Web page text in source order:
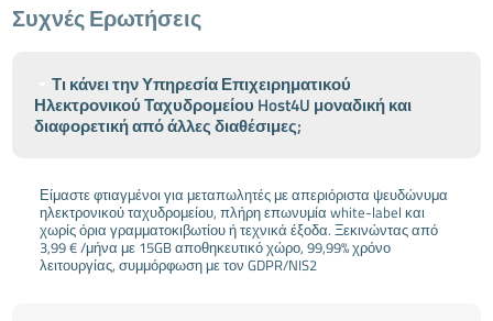
Συχνές Ερωτήσεις
Τι κάνει την Υπηρεσία Επιχειρηματικού
Ηλεκτρονικού Ταχυδρομείου Host4U μοναδική και
διαφορετική από άλλες διαθέσιμες;
Είμαστε φτιαγμένοι για μεταπωλητές με απεριόριστα ψευδώνυμα
ηλεκτρονικού ταχυδρομείου, πλήρη επωνυμία white-label και
χωρίς όρια γραμματοκιβωτίου ή τεχνικά έξοδα. Ξεκινώντας από
3,99 € /μήνα με 15GB αποθηκευτικό χώρο, 99,99% χρόνο
λειτουργίας, συμμόρφωση με τον GDPR/NIS2